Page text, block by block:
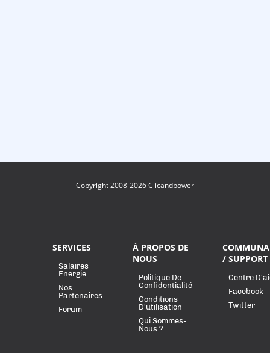
Copyright 2008-2026 Clicandpower
SERVICES
Salaires
Energie
Nos
Partenaires
Forum
À PROPOS DE
NOUS
Politique De
Confidentialité
Conditions
D'utilisation
Qui Sommes-
Nous ?
/ SUPPORT
Centre
Facebook
Twitter